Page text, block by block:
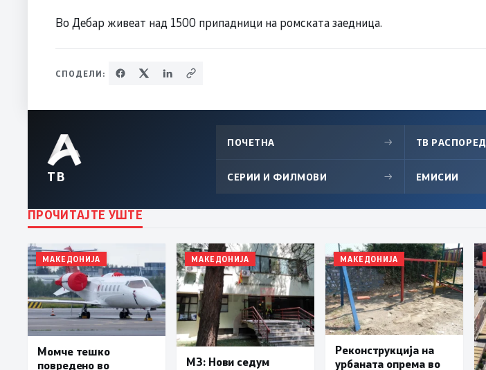
Во Дебар живеат над 1500 припадници на ромската заедница.
СПОДЕЛИ:
ТВ
ПОЧЕТНА → ТВ РАСПОРЕД
СЕРИИ И ФИЛМОВИ → ЕМИСИИ
ПРОЧИТАЈТЕ УШТЕ
МАКЕДОНИЈА
Момче тешко
повредено во
МАКЕДОНИЈА
МЗ: Нови седум
МАКЕДОНИЈА
Реконструкција на
урбаната опрема во